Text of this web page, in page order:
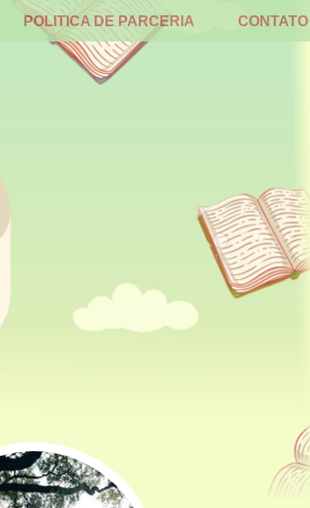
POLITICA DE PARCERIA CONTATO